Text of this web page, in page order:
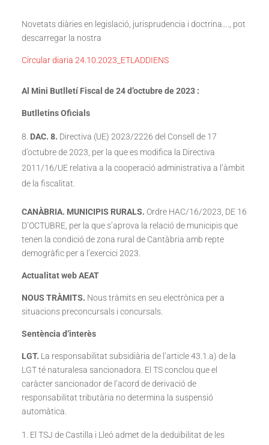
Novetats diàries en legislació, jurisprudencia i doctrina…., pot
descarregar la nostra
Circular diaria 24.10.2023_ETLADDIENS
Al Mini Butlletí Fiscal de 24 d’octubre de 2023 :
Butlletins Oficials
DAC. 8. Directiva (UE) 2023/2226 del Consell de 17
d’octubre de 2023, per la que es modifica la Directiva
2011/16/UE relativa a la cooperació administrativa a l’àmbit
de la fiscalitat.
CANÀBRIA. MUNICIPIS RURALS. Ordre HAC/16/2023, DE 16
D’OCTUBRE, per la que s’aprova la relació de municipis que
tenen la condició de zona rural de Cantàbria amb repte
demogràfic per a l’exercici 2023.
Actualitat web AEAT
NOUS TRÀMITS. Nous tràmits en seu electrònica per a
situacions preconcursals i concursals.
Sentència d’interès
LGT. La responsabilitat subsidiària de l’article 43.1.a) de la
LGT té naturalesa sancionadora. El TS conclou que el
caràcter sancionador de l’acord de derivació de
responsabilitat tributària no determina la suspensió
automàtica.
El TSJ de Castilla i Lleó admet de la deduïbilitat de les